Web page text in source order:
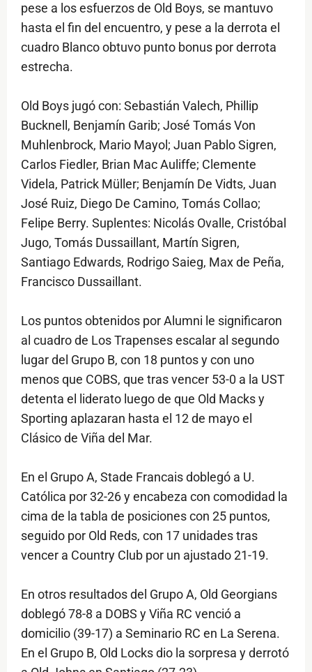
pese a los esfuerzos de Old Boys, se mantuvo
hasta el fin del encuentro, y pese a la derrota el
cuadro Blanco obtuvo punto bonus por derrota
estrecha.
Old Boys jugó con: Sebastián Valech, Phillip
Bucknell, Benjamín Garib; José Tomás Von
Muhlenbrock, Mario Mayol; Juan Pablo Sigren,
Carlos Fiedler, Brian Mac Auliffe; Clemente
Videla, Patrick Müller; Benjamín De Vidts, Juan
José Ruiz, Diego De Camino, Tomás Collao;
Felipe Berry. Suplentes: Nicolás Ovalle, Cristóbal
Jugo, Tomás Dussaillant, Martín Sigren,
Santiago Edwards, Rodrigo Saieg, Max de Peña,
Francisco Dussaillant.
Los puntos obtenidos por Alumni le significaron
al cuadro de Los Trapenses escalar al segundo
lugar del Grupo B, con 18 puntos y con uno
menos que COBS, que tras vencer 53-0 a la UST
detenta el liderato luego de que Old Macks y
Sporting aplazaran hasta el 12 de mayo el
Clásico de Viña del Mar.
En el Grupo A, Stade Francais doblegó a U.
Católica por 32-26 y encabeza con comodidad la
cima de la tabla de posiciones con 25 puntos,
seguido por Old Reds, con 17 unidades tras
vencer a Country Club por un ajustado 21-19.
En otros resultados del Grupo A, Old Georgians
doblegó 78-8 a DOBS y Viña RC venció a
domicilio (39-17) a Seminario RC en La Serena.
En el Grupo B, Old Locks dio la sorpresa y derrotó